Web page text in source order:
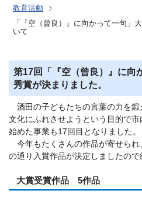
教育活動
「『空（曾良）』に向かって一句」
いて
第17回「『空（曾良）』に向
秀賞が決まりました。
酒田の子どもたちの言葉の力を
文化にふれさせようという目的で
始めた事業も17回目となりました。
今年もたくさんの作品が寄せられ
の通り入賞作品が決定しましたので
大賞受賞作品 5作品